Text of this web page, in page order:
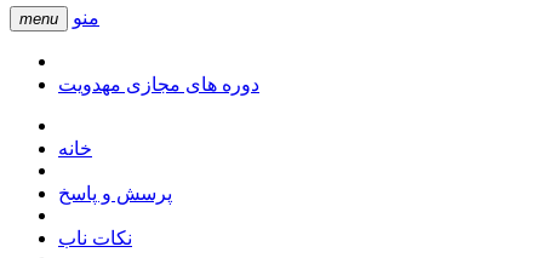
menu منو
دوره های مجازی مهدویت
خانه
پرسش و پاسخ
نکات ناب